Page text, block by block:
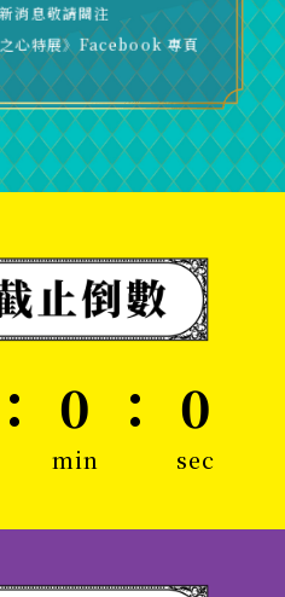
消息敬請關注
心特展》Facebook 專頁
： 0
min
： 0
sec